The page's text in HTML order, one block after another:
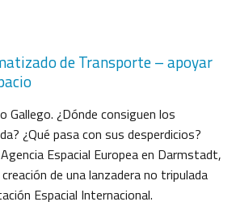
de Transporte – apoyar
Gallego. ¿Dónde consiguen los
¿Qué pasa con sus desperdicios?
Espacial Europea en Darmstadt,
de una lanzadera no tripulada
Espacial Internacional.